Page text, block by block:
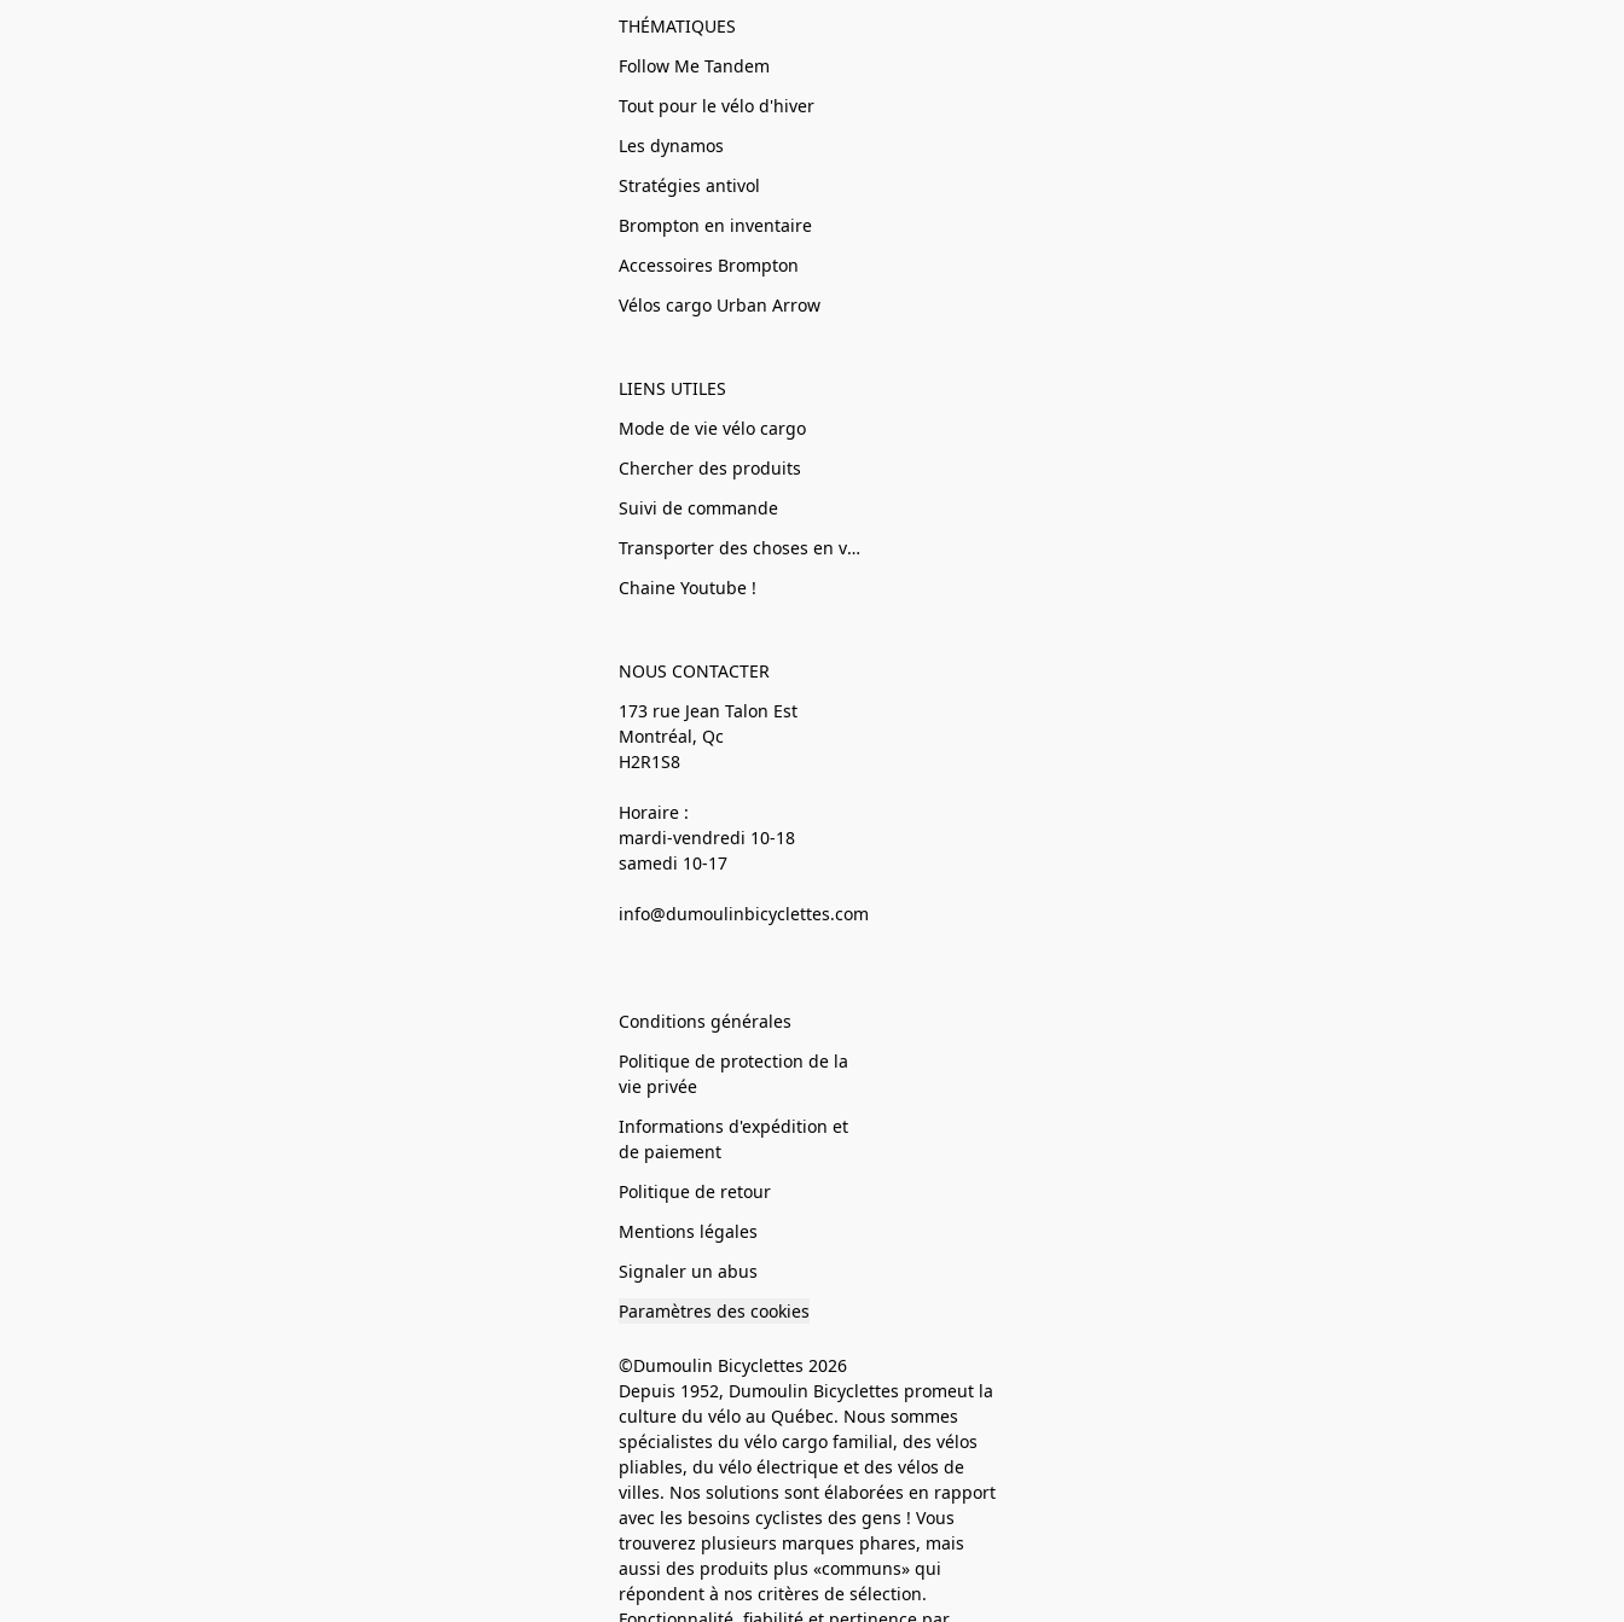
THÉMATIQUES
Follow Me Tandem
Tout pour le vélo d'hiver
Les dynamos
Stratégies antivol
Brompton en inventaire
Accessoires Brompton
Vélos cargo Urban Arrow
LIENS UTILES
Mode de vie vélo cargo
Chercher des produits
Suivi de commande
Transporter des choses en vélo
Chaine Youtube !
NOUS CONTACTER
173 rue Jean Talon Est
Montréal, Qc
H2R1S8
Horaire :
mardi-vendredi 10-18
samedi 10-17
info@dumoulinbicyclettes.com
Conditions générales
Politique de protection de la
vie privée
Informations d'expédition et
de paiement
Politique de retour
Mentions légales
Signaler un abus
Paramètres des cookies
©Dumoulin Bicyclettes 2026
Depuis 1952, Dumoulin Bicyclettes promeut la
culture du vélo au Québec. Nous sommes
spécialistes du vélo cargo familial, des vélos
pliables, du vélo électrique et des vélos de
villes. Nos solutions sont élaborées en rapport
avec les besoins cyclistes des gens ! Vous
trouverez plusieurs marques phares, mais
aussi des produits plus «communs» qui
répondent à nos critères de sélection.